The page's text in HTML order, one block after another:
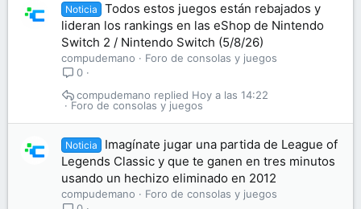
Noticia
Todos estos juegos están rebajados y
lideran los rankings en las eShop de Nintendo
Switch 2 / Nintendo Switch (5/8/26)
compudemano
Foro de consolas y juegos
0
Foro de consolas y juegos
Hoy a las 14:22
compudemano
Noticia
Imagínate jugar una partida de League of
Legends Classic y que te ganen en tres minutos
usando un hechizo eliminado en 2012
compudemano
Foro de consolas y juegos